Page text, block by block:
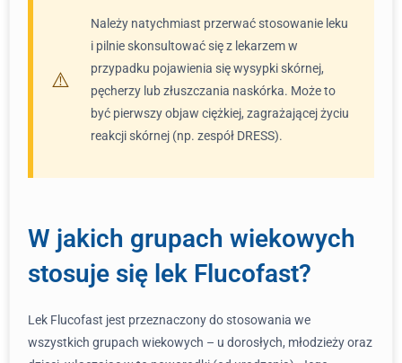
Należy natychmiast przerwać stosowanie leku
i pilnie skonsultować się z lekarzem w
przypadku pojawienia się wysypki skórnej,
pęcherzy lub złuszczania naskórka. Może to
być pierwszy objaw ciężkiej, zagrażającej życiu
reakcji skórnej (np. zespół DRESS).
W jakich grupach wiekowych
stosuje się lek Flucofast?
Lek Flucofast jest przeznaczony do stosowania we
wszystkich grupach wiekowych – u dorosłych, młodzieży oraz